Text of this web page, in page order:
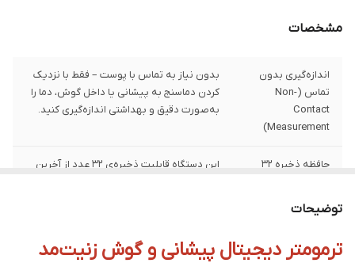
مشخصات
اندازه‌گیری بدون
تماس (Non-
Contact
Measurement)
بدون نیاز به تماس با پوست – فقط با نزدیک
کردن دماسنج به پیشانی یا داخل گوش، دما را
به‌صورت دقیق و بهداشتی اندازه‌گیری کنید.
حافظه ذخیره ۳۲
این دستگاه قابلیت ذخیره‌ی ۳۲ عدد از آخرین
هشدار تب هوشمند
در صورت بالا بودن دما، دستگاه به‌طور خودکار
توضیحات
ترمومتر دیجیتال پیشانی و گوش زنیت‌مد